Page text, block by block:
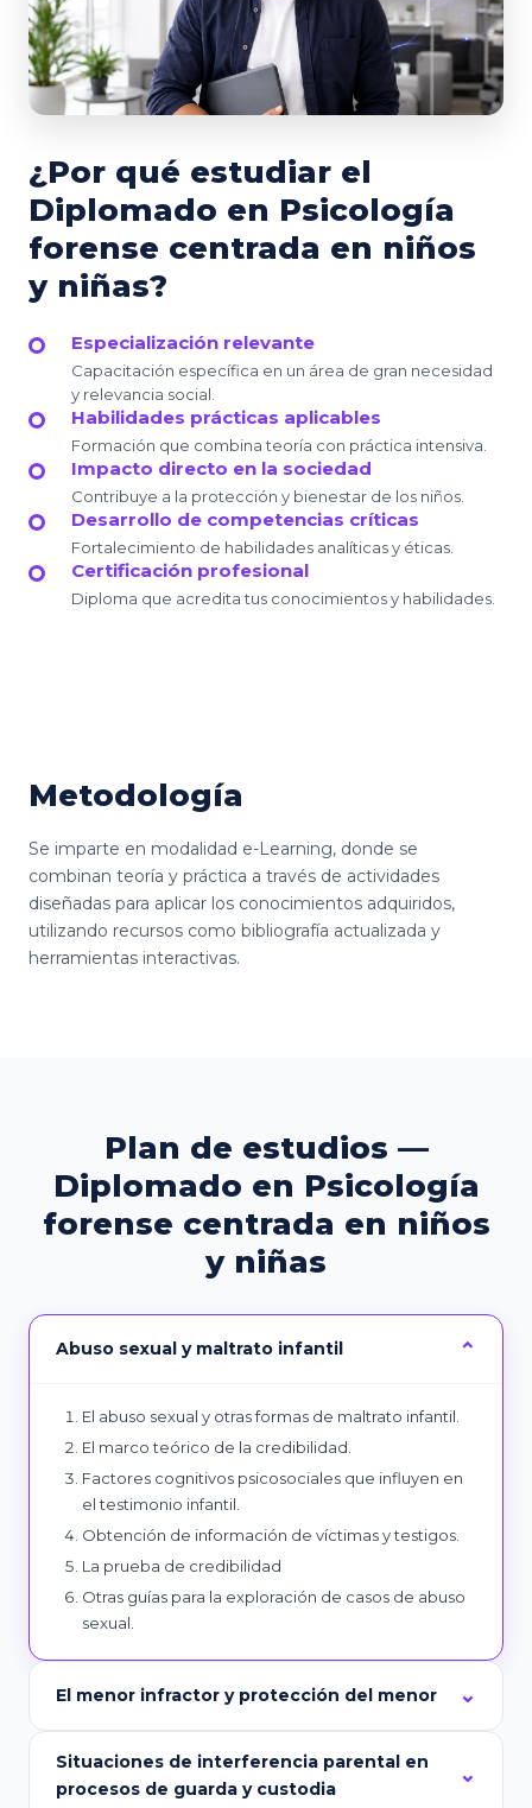
¿Por qué estudiar el
Diplomado en Psicología
forense centrada en niños
y niñas?
Especialización relevante
Capacitación específica en un área de gran necesidad
y relevancia social.
Habilidades prácticas aplicables
Formación que combina teoría con práctica intensiva.
Impacto directo en la sociedad
Contribuye a la protección y bienestar de los niños.
Desarrollo de competencias críticas
Fortalecimiento de habilidades analíticas y éticas.
Certificación profesional
Diploma que acredita tus conocimientos y habilidades.
Metodología
Se imparte en modalidad e-Learning, donde se
combinan teoría y práctica a través de actividades
diseñadas para aplicar los conocimientos adquiridos,
utilizando recursos como bibliografía actualizada y
herramientas interactivas.
Plan de estudios —
Diplomado en Psicología
forense centrada en niños
y niñas
Abuso sexual y maltrato infantil
El abuso sexual y otras formas de maltrato infantil.
El marco teórico de la credibilidad.
Factores cognitivos psicosociales que influyen en
el testimonio infantil.
Obtención de información de víctimas y testigos.
La prueba de credibilidad
Otras guías para la exploración de casos de abuso
sexual.
El menor infractor y protección del menor
Situaciones de interferencia parental en
procesos de guarda y custodia